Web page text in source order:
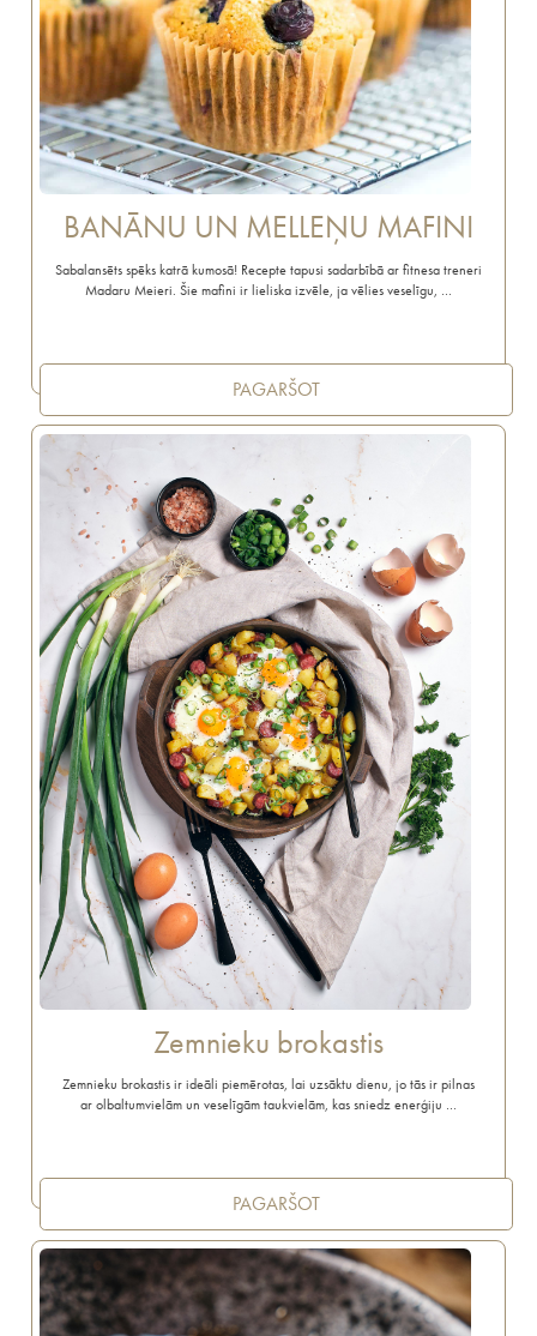
BANĀNU UN MELLEŅU MAFINI
Sabalansēts spēks katrā kumosā! Recepte tapusi sadarbībā ar fitnesa treneri
Madaru Meieri. Šie mafini ir lieliska izvēle, ja vēlies veselīgu, …
PAGARŠOT
Zemnieku brokastis
Zemnieku brokastis ir ideāli piemērotas, lai uzsāktu dienu, jo tās ir pilnas
ar olbaltumvielām un veselīgām taukvielām, kas sniedz enerģiju …
PAGARŠOT